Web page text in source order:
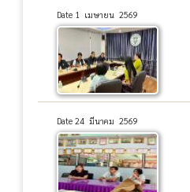
Date 1 เมษายน 2569
Date 24 มีนาคม 2569